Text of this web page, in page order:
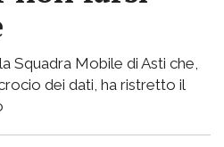
Squadra Mobile di Asti che,
dei dati, ha ristretto il